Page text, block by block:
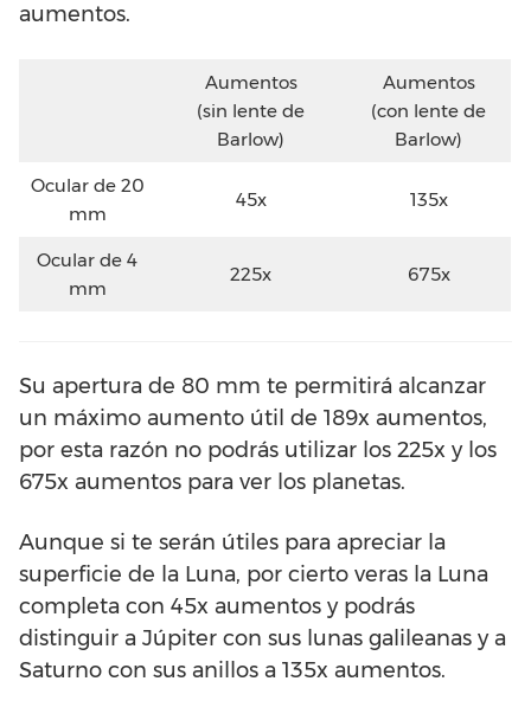
aumentos.
Aumentos
(sin lente de
Barlow)
Aumentos
(con lente de
Barlow)
Ocular de 20
mm
45x 135x
Ocular de 4
mm
225x 675x
Su apertura de 80 mm te permitirá alcanzar
un máximo aumento útil de 189x aumentos,
por esta razón no podrás utilizar los 225x y los
675x aumentos para ver los planetas.
Aunque si te serán útiles para apreciar la
superficie de la Luna, por cierto veras la Luna
completa con 45x aumentos y podrás
distinguir a Júpiter con sus lunas galileanas y a
Saturno con sus anillos a 135x aumentos.